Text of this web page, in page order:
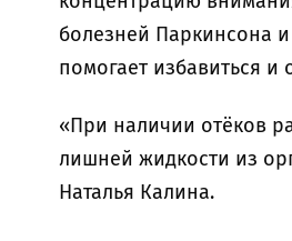
болезней Паркинсона
помогает избавиться и
«При наличии отёков
лишней жидкости из
Наталья Калина.